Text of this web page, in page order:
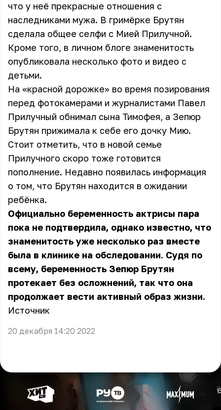
что у неё прекрасные отношения с
наследниками мужа. В гримёрке Брутян
сделала общее селфи с Мией Прилучной.
Кроме того, в личном блоге знаменитость
опубликовала несколько фото и видео с
детьми.
На «красной дорожке» во время позирования
перед фотокамерами и журналистами Павел
Прилучный обнимал сына Тимофея, а Зепюр
Брутян прижимала к себе его дочку Мию.
Стоит отметить, что в новой семье
Прилучного скоро тоже готовится
пополнение. Недавно появилась информация
о том, что Брутян находится в ожидании
ребёнка.
Официально беременность актрисы пара
пока не подтвердила, однако известно, что
знаменитость уже несколько раз вместе
была в клинике на обследовании. Судя по
всему, беременность Зепюр Брутян
протекает без осложнений, так что она
продолжает вести активный образ жизни.
Источник
20 декабря 14:20 2022